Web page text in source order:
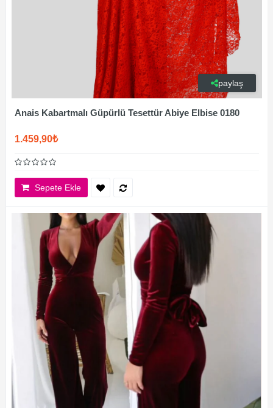
paylaş
Anais Kabartmalı Güpürlü Tesettür Abiye Elbise 0180
1.459,90₺
Sepete Ekle